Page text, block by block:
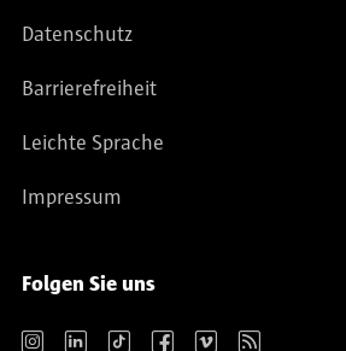
Datenschutz
Barrierefreiheit
Leichte Sprache
Impressum
Folgen Sie uns
Instagram LinkedIn TikTok Facebook Vimeo RSS